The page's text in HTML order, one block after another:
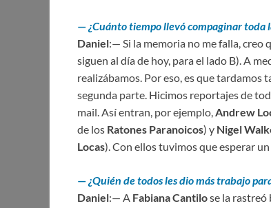
—¿Cuánto tiempo llevó compaginar
Daniel:— Si la memoria no me falla,
siguen al día de hoy, para el lado B). A
realizábamos. Por eso, es que
segunda parte. Hicimos reportajes de
mail. Así entran, por ejemplo,Andrew
de los Ratones Paranoicos) y Nigel
Locas). Con ellos tuvimos que esperar
—¿Quién de todos les dio más trabajo
Daniel:— A Fabiana Cantilose la rastreó